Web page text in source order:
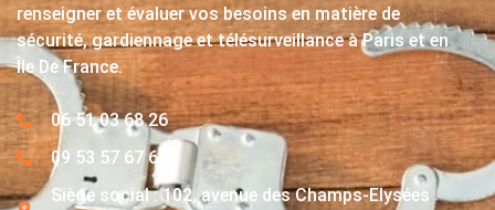
renseigner et évaluer vos besoins en matière de
sécurité, gardiennage et télésurveillance à Paris et en
Île De France.
06 51 03 68 26
09 53 57 67 63
Siège social : 102, avenue des Champs-Elysées